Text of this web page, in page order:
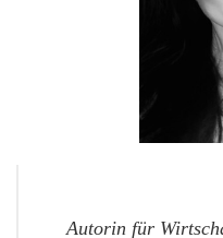
Autorin für